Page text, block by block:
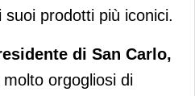
prodotti più iconici.
di San Carlo,
molto orgogliosi di